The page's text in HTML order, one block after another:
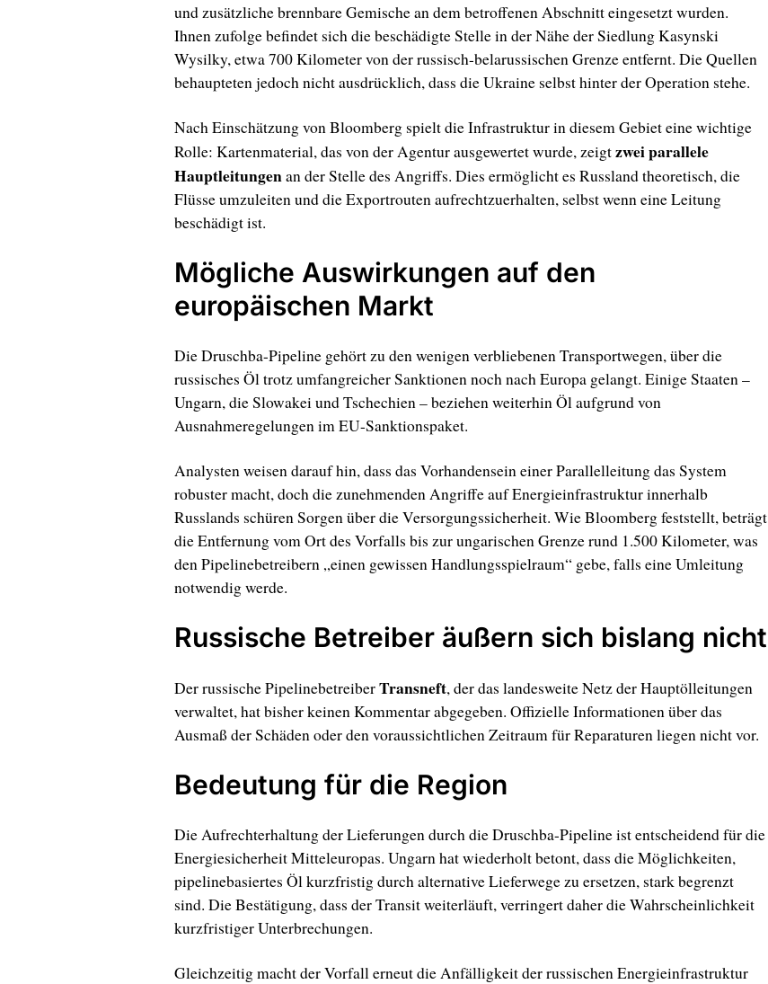
und zusätzliche brennbare Gemische an dem betroffenen Abschnitt eingesetzt wurden.
Ihnen zufolge befindet sich die beschädigte Stelle in der Nähe der Siedlung Kasynski
Wysilky, etwa 700 Kilometer von der russisch-belarussischen Grenze entfernt. Die Quellen
behaupteten jedoch nicht ausdrücklich, dass die Ukraine selbst hinter der Operation stehe.
Nach Einschätzung von Bloomberg spielt die Infrastruktur in diesem Gebiet eine wichtige
Rolle: Kartenmaterial, das von der Agentur ausgewertet wurde, zeigtzwei parallele
Hauptleitungenan der Stelle des Angriffs. Dies ermöglicht es Russland theoretisch, die
Flüsse umzuleiten und die Exportrouten aufrechtzuerhalten, selbst wenn eine Leitung
beschädigt ist.
Mögliche Auswirkungen auf den
europäischen Markt
Die Druschba-Pipeline gehört zu den wenigen verbliebenen Transportwegen, über die
russisches Öl trotz umfangreicher Sanktionen noch nach Europa gelangt. Einige Staaten –
Ungarn, die Slowakei und Tschechien – beziehen weiterhin Öl aufgrund von
Ausnahmeregelungen im EU-Sanktionspaket.
Analysten weisen darauf hin, dass das Vorhandensein einer Parallelleitung das System
robuster macht, doch die zunehmenden Angriffe auf Energieinfrastruktur innerhalb
Russlands schüren Sorgen über die Versorgungssicherheit. Wie Bloomberg feststellt, beträgt
die Entfernung vom Ort des Vorfalls bis zur ungarischen Grenze rund 1.500 Kilometer, was
den Pipelinebetreibern „einen gewissen Handlungsspielraum“ gebe, falls eine Umleitung
notwendig werde.
Russische Betreiber äußern sich bislang nicht
Der russische PipelinebetreiberTransneft, der das landesweite Netz der Hauptölleitungen
verwaltet, hat bisher keinen Kommentar abgegeben. Offizielle Informationen über das
Ausmaß der Schäden oder den voraussichtlichen Zeitraum für Reparaturen liegen nicht vor.
Bedeutung für die Region
Die Aufrechterhaltung der Lieferungen durch die Druschba-Pipeline ist entscheidend für die
Energiesicherheit Mitteleuropas. Ungarn hat wiederholt betont, dass die Möglichkeiten,
pipelinebasiertes Öl kurzfristig durch alternative Lieferwege zu ersetzen, stark begrenzt
sind. Die Bestätigung, dass der Transit weiterläuft, verringert daher die Wahrscheinlichkeit
kurzfristiger Unterbrechungen.
Gleichzeitig macht der Vorfall erneut die Anfälligkeit der russischen Energieinfrastruktur